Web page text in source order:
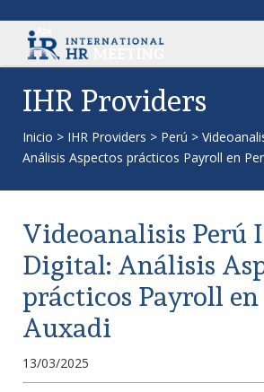
IHR Providers
Inicio > IHR Providers > Perú >
Análisis Aspectos prácticos Payroll en
Videoanalisis Perú
Digital: Análisis
prácticos Payroll en
Auxadi
13/03/2025